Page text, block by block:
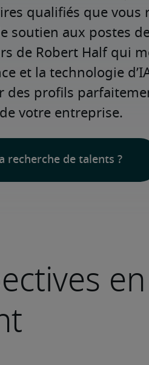
qualifiés que vous
soutien aux postes
de Robert Half qui
et la technologie
des profils
votre entreprise.
recherche de talents ?
en